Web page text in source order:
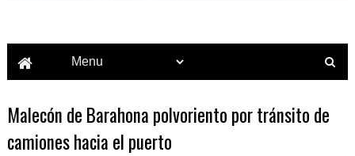
Malecón de Barahona polvoriento por tránsito de
camiones hacia el puerto